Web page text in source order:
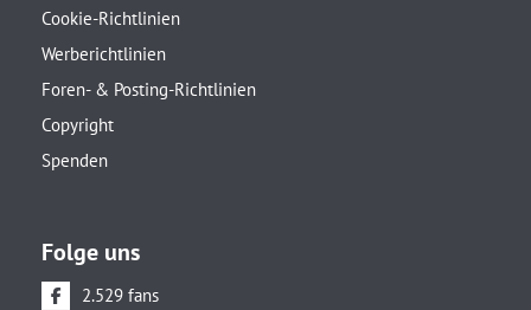
Cookie-Richtlinien
Werberichtlinien
Foren- & Posting-Richtlinien
Copyright
Spenden
Folge uns
2.529 fans